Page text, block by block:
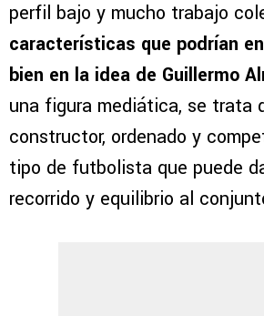
perfil bajo y mucho trabajo
características que podrían
bien en la idea de Guillermo
una figura mediática, se trata
constructor, ordenado y
tipo de futbolista que puede
recorrido y equilibrio al